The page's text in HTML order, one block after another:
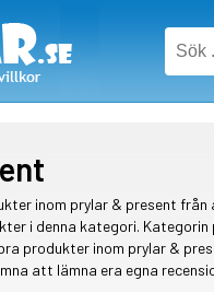
inom prylar & present från
i denna kategori.
produkter inom prylar &
att lämna era egna